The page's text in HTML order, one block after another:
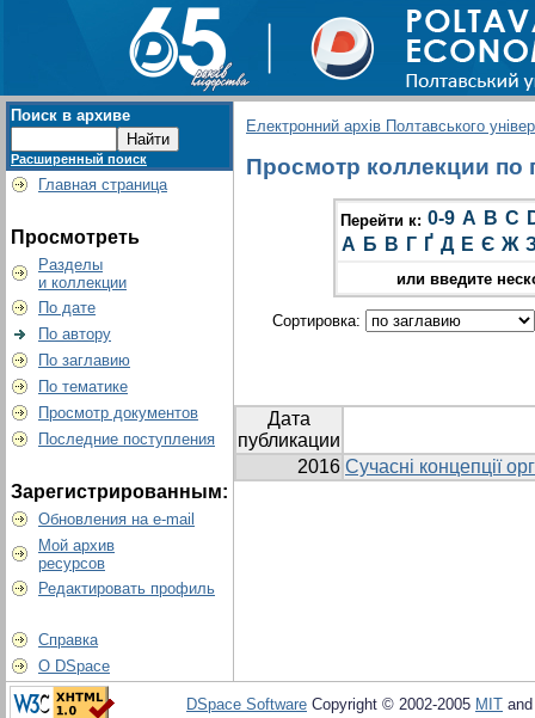
Поиск в архиве
Расширенный поиск
Главная страница
Просмотреть
Разделы
и коллекции
По дате
По автору
По заглавию
По тематике
Просмотр документов
Последние поступления
Зарегистрированным:
Обновления на e-mail
Мой архив
ресурсов
Редактировать профиль
Справка
О DSpace
Електронний архів Полтавського
Просмотр коллекции по
Перейти к: 0-9 A B C
А Б В Г Ґ Д Е Є Ж
или введите
Сортировка:
Дата
публикации
2016 Сучасні концепції
DSpace Software Copyright © 2002-2005 MIT